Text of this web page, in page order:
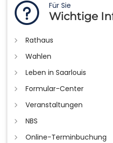
Für Sie
Wichtige
Rathaus
Wahlen
Leben in Saarlouis
Formular-Center
Veranstaltungen
NBS
Online-Terminbuchung